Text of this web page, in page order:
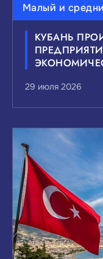
Малый и
КУБАНЬ
29 июля 2026